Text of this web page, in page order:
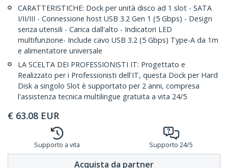
CARATTERISTICHE: Dock per unità disco ad 1 slot - SATA
I/II/III - Connessione host USB 3.2 Gen 1 (5 Gbps) - Design
senza utensili - Carica dall'alto - Indicatori LED
multifunzione- Include cavo USB 3.2 (5 Gbps) Type-A da 1m
e alimentatore universale
LA SCELTA DEI PROFESSIONISTI IT: Progettato e
Realizzato per i Professionisti dell'IT, questa Dock per Hard
Disk a singolo Slot è supportato per 2 anni, compresa
l'assistenza tecnica multilingue gratuita a vita 24/5
€ 63.08 EUR
Supporto a vita Supporto 24/5
Acquista da partner